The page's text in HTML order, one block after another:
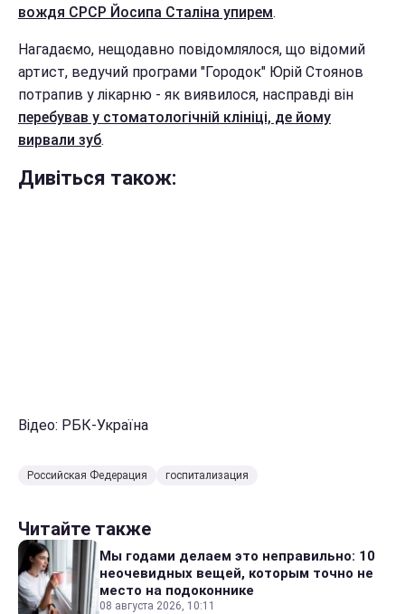
вождя СРСР Йосипа Сталіна упирем.
Нагадаємо, нещодавно повідомлялося, що відомий
артист, ведучий програми "Городок" Юрій Стоянов
потрапив у лікарню - як виявилося, насправді він
перебував у стоматологічній клініці, де йому
вирвали зуб.
Дивіться також:
Відео: РБК-Україна
Российская Федерация госпитализация
Читайте также
Мы годами делаем это неправильно: 10
неочевидных вещей, которым точно не
место на подоконнике
08 августа 2026, 10:11